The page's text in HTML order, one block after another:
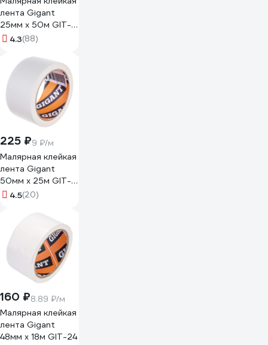
лента Gigant
25мм х 50м GIT-
264.3(88)
225 ₽9 ₽/м
Малярная клейкая
лента Gigant
50мм x 25м GIT-
274.5(20)
160 ₽8.89 ₽/м
Малярная клейкая
лента Gigant
48мм x 18м GIT-24